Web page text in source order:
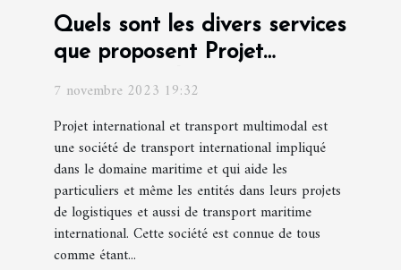
Quels sont les divers services
que proposent Projet
international et transport
7 novembre 2023 19:32
Projet international et transport multimodal est
une société de transport international impliqué
dans le domaine maritime et qui aide les
particuliers et même les entités dans leurs projets
de logistiques et aussi de transport maritime
international. Cette société est connue de tous
comme étant...